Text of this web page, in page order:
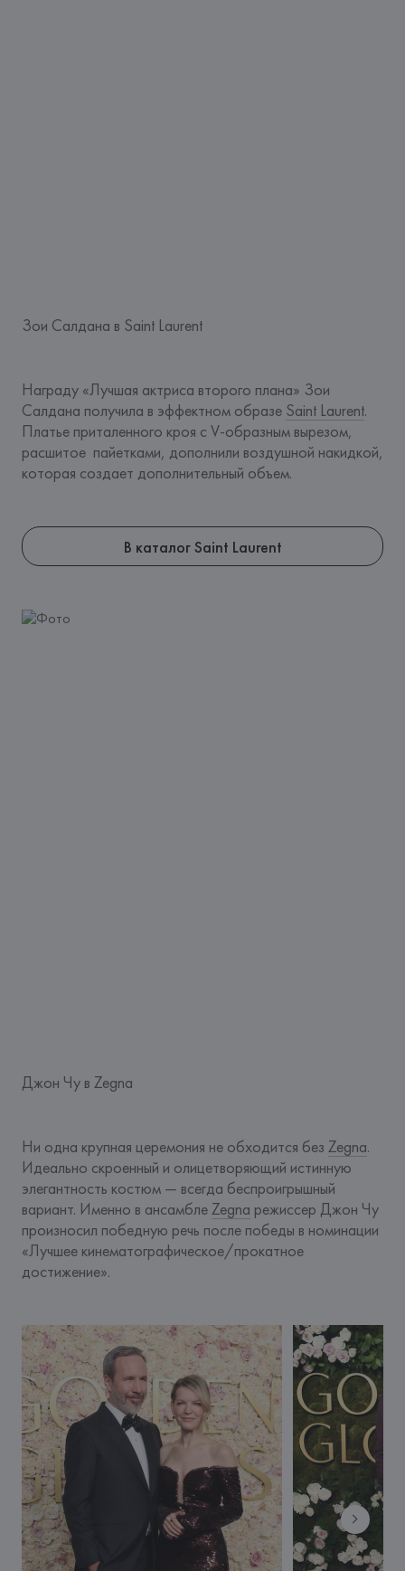
Зои Салдана в Saint Laurent
Награду «Лучшая актриса второго плана» Зои
Салдана получила в эффектном образе Saint Laurent.
Платье приталенного кроя с V-образным вырезом,
расшитое  пайетками, дополнили воздушной накидкой,
которая создает дополнительный объем.
В каталог Saint Laurent
Джон Чу в Zegna
Ни одна крупная церемония не обходится без Zegna.
Идеально скроенный и олицетворяющий истинную
элегантность костюм — всегда беспроигрышный
вариант. Именно в ансамбле Zegna режиссер Джон Чу
произносил победную речь после победы в номинации
«Лучшее кинематографическое/прокатное
достижение».